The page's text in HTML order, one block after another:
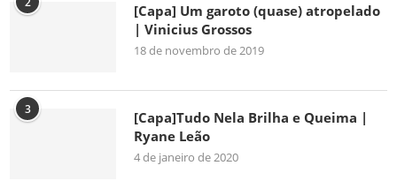
[Capa] Um garoto (quase) atropelado
| Vinicius Grossos
18 de novembro de 2019
3
[Capa]Tudo Nela Brilha e Queima |
Ryane Leão
4 de janeiro de 2020